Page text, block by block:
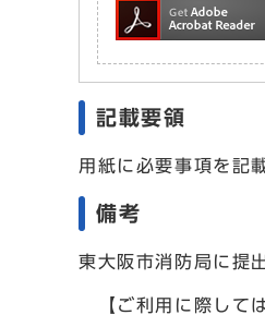
記載要領
用紙に必要事項を記
備考
東大阪市消防局に提
【ご利用に際して